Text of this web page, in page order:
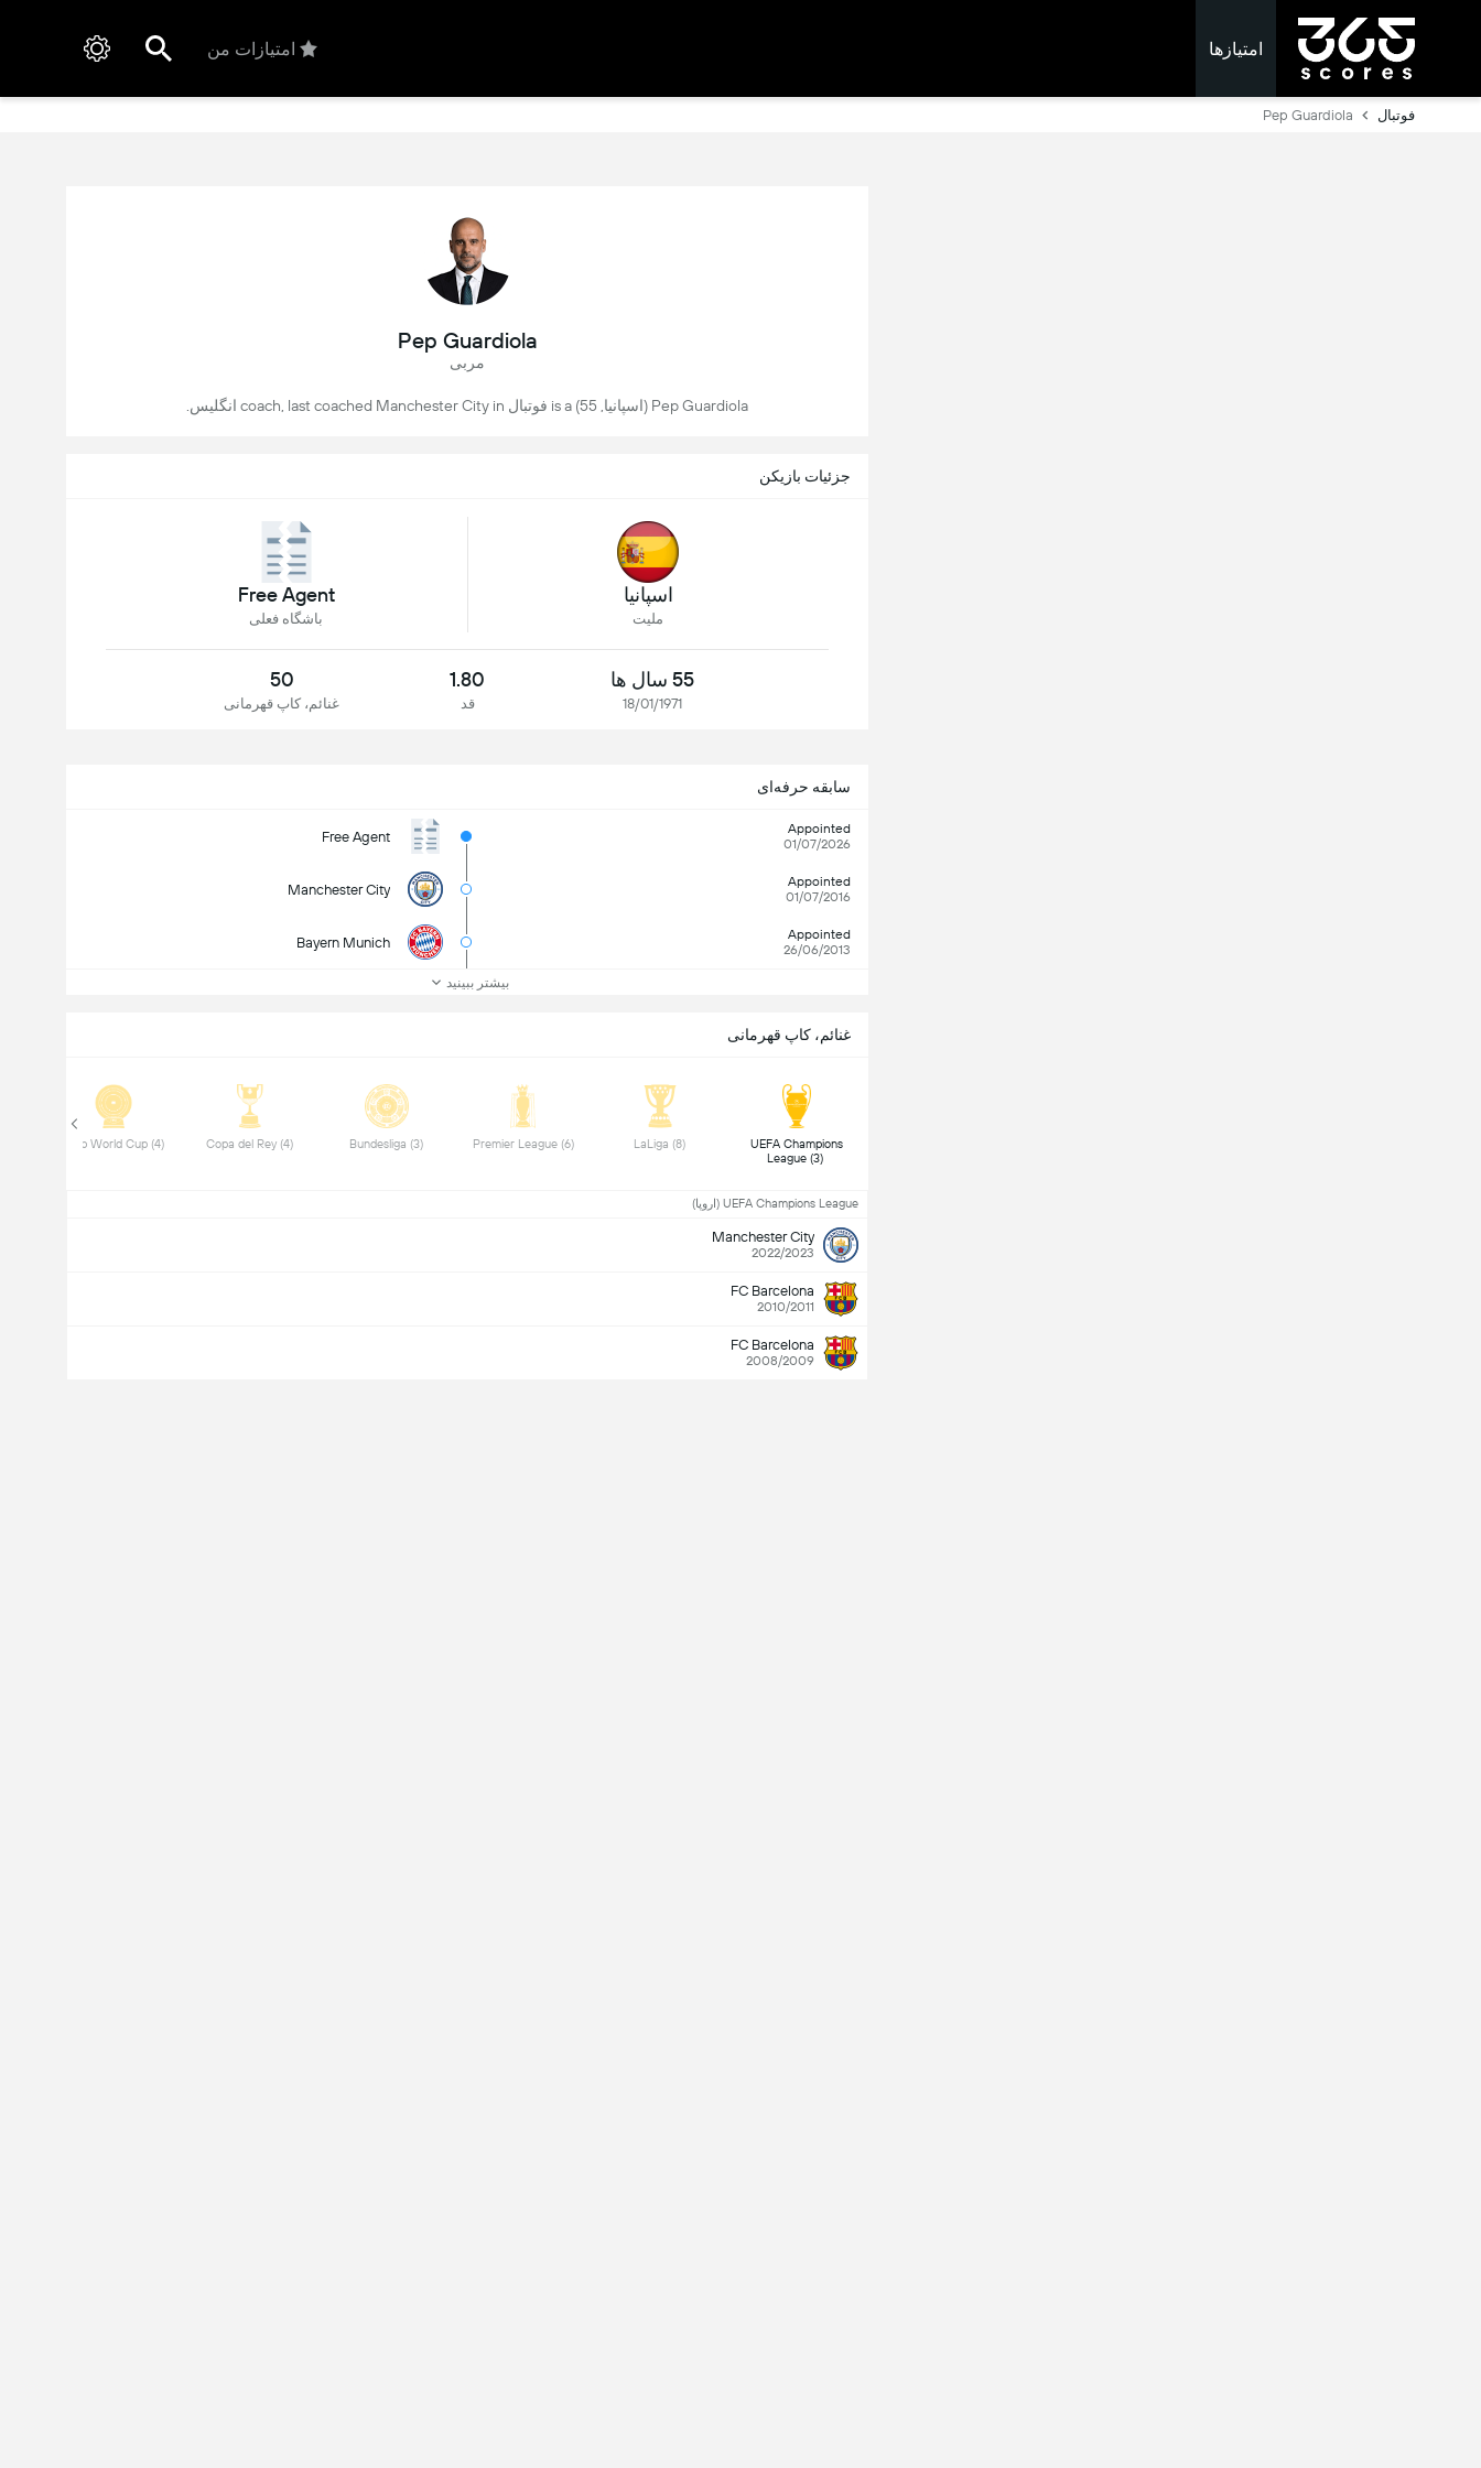
امتیازها امتیازات من
فوتبال Pep Guardiola
Pep Guardiola
مربی
Pep Guardiola (اسپانیا, 55) is a فوتبال coach, last coached Manchester City in انگلیس.
جزئیات بازیکن
اسپانیا
ملیت
Free Agent
باشگاه فعلی
55 سال ها
18/01/1971
1.80
قد
50
غنائم، کاپ قهرمانی
سابقه حرفه‌ای
Appointed
01/07/2026
Free Agent
Appointed
01/07/2016
Manchester City
Appointed
26/06/2013
Bayern Munich
بیشتر ببینید
غنائم، کاپ قهرمانی
UEFA Champions
League (3)
Premier League (6)
Club World Cup (4)
UEFA Champions League (اروپا)
Manchester City
2022/2023
FC Barcelona
2010/2011
FC Barcelona
2008/2009